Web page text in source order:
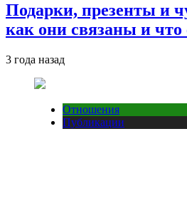
Подарки, презенты и
как они связаны и что
3 года назад
Отношения
Публикации